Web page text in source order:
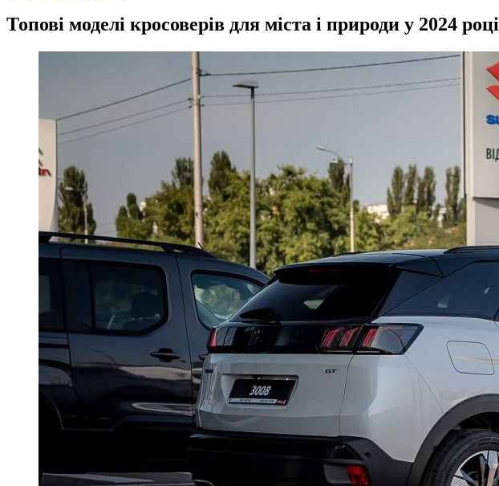
Топові моделі кросоверів для міста і природи у 2024 році